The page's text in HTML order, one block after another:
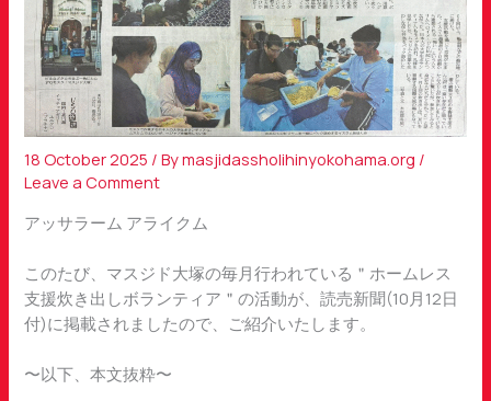
18 October 2025 / Bymasjidassholihinyokohama.org /
Leave a Comment
アッサラーム アライクム
このたび、マスジド大塚の毎月行われている＂ホームレス
支援炊き出しボランティア＂の活動が、読売新聞(10月12日
付)に掲載されましたので、ご紹介いたします。
〜以下、本文抜粋〜